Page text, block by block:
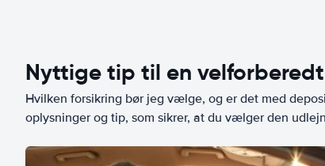
Nyttige tip til en
Hvilken forsikring bør jeg vælge, og er det med
oplysninger og tip, som sikrer, at du vælger den